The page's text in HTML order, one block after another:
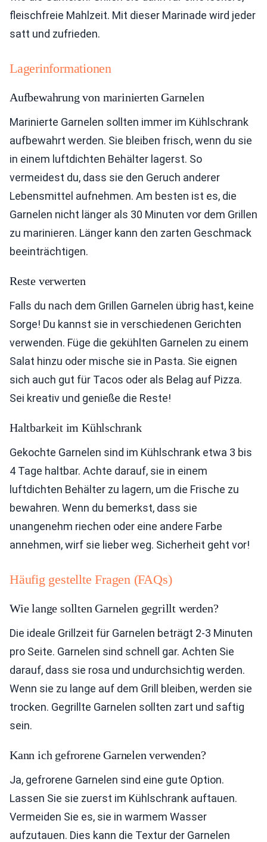
fleischfreie Mahlzeit. Mit dieser Marinade wird jeder
satt und zufrieden.
Lagerinformationen
Aufbewahrung von marinierten Garnelen
Marinierte Garnelen sollten immer im Kühlschrank
aufbewahrt werden. Sie bleiben frisch, wenn du sie
in einem luftdichten Behälter lagerst. So
vermeidest du, dass sie den Geruch anderer
Lebensmittel aufnehmen. Am besten ist es, die
Garnelen nicht länger als 30 Minuten vor dem Grillen
zu marinieren. Länger kann den zarten Geschmack
beeinträchtigen.
Reste verwerten
Falls du nach dem Grillen Garnelen übrig hast, keine
Sorge! Du kannst sie in verschiedenen Gerichten
verwenden. Füge die gekühlten Garnelen zu einem
Salat hinzu oder mische sie in Pasta. Sie eignen
sich auch gut für Tacos oder als Belag auf Pizza.
Sei kreativ und genieße die Reste!
Haltbarkeit im Kühlschrank
Gekochte Garnelen sind im Kühlschrank etwa 3 bis
4 Tage haltbar. Achte darauf, sie in einem
luftdichten Behälter zu lagern, um die Frische zu
bewahren. Wenn du bemerkst, dass sie
unangenehm riechen oder eine andere Farbe
annehmen, wirf sie lieber weg. Sicherheit geht vor!
Häufig gestellte Fragen (FAQs)
Wie lange sollten Garnelen gegrillt werden?
Die ideale Grillzeit für Garnelen beträgt 2-3 Minuten
pro Seite. Garnelen sind schnell gar. Achten Sie
darauf, dass sie rosa und undurchsichtig werden.
Wenn sie zu lange auf dem Grill bleiben, werden sie
trocken. Gegrillte Garnelen sollten zart und saftig
sein.
Kann ich gefrorene Garnelen verwenden?
Ja, gefrorene Garnelen sind eine gute Option.
Lassen Sie sie zuerst im Kühlschrank auftauen.
Vermeiden Sie es, sie in warmem Wasser
aufzutauen. Dies kann die Textur der Garnelen